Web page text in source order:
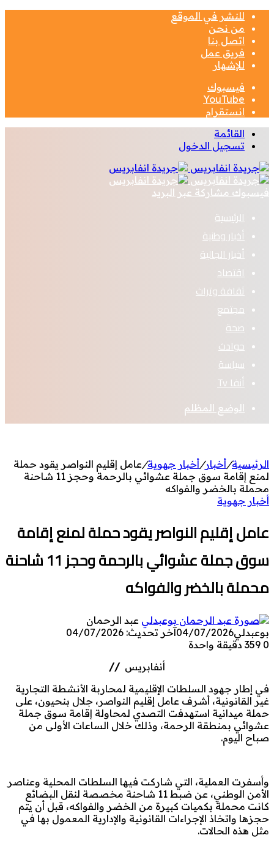
للنشر في الموقع
من نحن
اتصل بنا
فريق عمل
للإشهار
فيسبوك
‫YouTube
انستقرام
القائمة
تسجيل الدخول
فيسبوك مشاركة عبر البريد
الرئيسية
أخبار وطنية
أخبار الجالية
اقتصاد
ثقافة وتراث
مجتمع
صحة
حوادث
سياسة
أنفا Tv
الوضع المظلم
الرئيسية/أخبار/أخبار جهوية/عامل إقليم النواصر يقود حملة
لمنع إقامة سوق جملة عشوائي بالرحمة وحجز 11 شاحنة
محملة بالخضر والفواكه
أخبار جهوية
عامل إقليم النواصر يقود حملة لمنع إقامة
سوق جملة عشوائي بالرحمة وحجز 11 شاحنة
محملة بالخضر والفواكه
عبد الرحمان
بوعبدلي04/07/2026آخر تحديث: 04/07/2026
0
دقيقة واحدة
أنفابريس //
في إطار جهود السلطات الإقليمية لمحاربة الأنشطة التجارية
غير القانونية، أشرف عامل إقليم النواصر، جلال بنحيون، على
حملة ميدانية استهدفت التصدي لمحاولة إقامة سوق جملة
عشوائي بمنطقة الرحمة، وذلك خلال الساعات الأولى من
صباح اليوم.
وأسفرت العملية، التي شاركت فيها السلطات المحلية وعناصر
الأمن الوطني، عن ضبط 11 شاحنة مخصصة لنقل البضائع
كانت محملة بكميات كبيرة من الخضر والفواكه، قبل أن يتم
حجزها واتخاذ الإجراءات القانونية والإدارية المعمول بها في
مثل هذه الحالات.